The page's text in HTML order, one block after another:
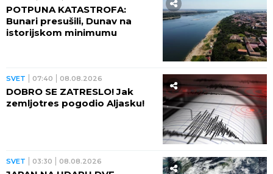
ZELENSKI SE OGLASIO IZ
BEOGRADA: Otkrio šta su Rusi
noćas uradili u Kijevskoj
SVET 10:59 08.08.2026
HAOS OKO SNIMKA: Francuska
ambasada u Kongu u prvom
SVET 10:26 08.08.2026